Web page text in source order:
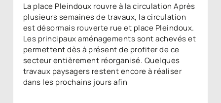
La place Pleindoux rouvre à la circulation Après
plusieurs semaines de travaux, la circulation
est désormais rouverte rue et place Pleindoux.
Les principaux aménagements sont achevés et
permettent dès à présent de profiter de ce
secteur entièrement réorganisé. Quelques
travaux paysagers restent encore à réaliser
dans les prochains jours afin